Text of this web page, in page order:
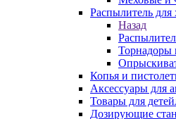
Распылитель для
Назад
Торнадоры
Копья и
Аксессуары для
Товары для
Дозирующие